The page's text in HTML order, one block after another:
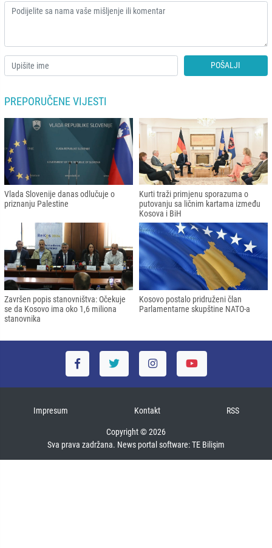
POŠALJI
PREPORUČENE VIJESTI
Vlada Slovenije danas odlučuje o
priznanju Palestine
Kurti traži primjenu sporazuma o
putovanju sa ličnim kartama između
Kosova i BiH
Završen popis stanovništva: Očekuje
se da Kosovo ima oko 1,6 miliona
stanovnika
Kosovo postalo pridruženi član
Parlamentarne skupštine NATO-a
Impresum Kontakt RSS
Copyright © 2026
Sva prava zadržana. News portal software:TE Bilişim